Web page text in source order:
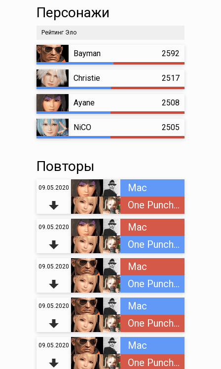
Персонажи
Рейтинг Эло
Bayman 2592
Christie 2517
Ayane 2508
NiCO 2505
Повторы
09.05.2020
Mac
One Punch Loli
09.05.2020
Mac
One Punch Loli
09.05.2020
Mac
One Punch Loli
09.05.2020
Mac
One Punch Loli
09.05.2020
Mac
One Punch Loli